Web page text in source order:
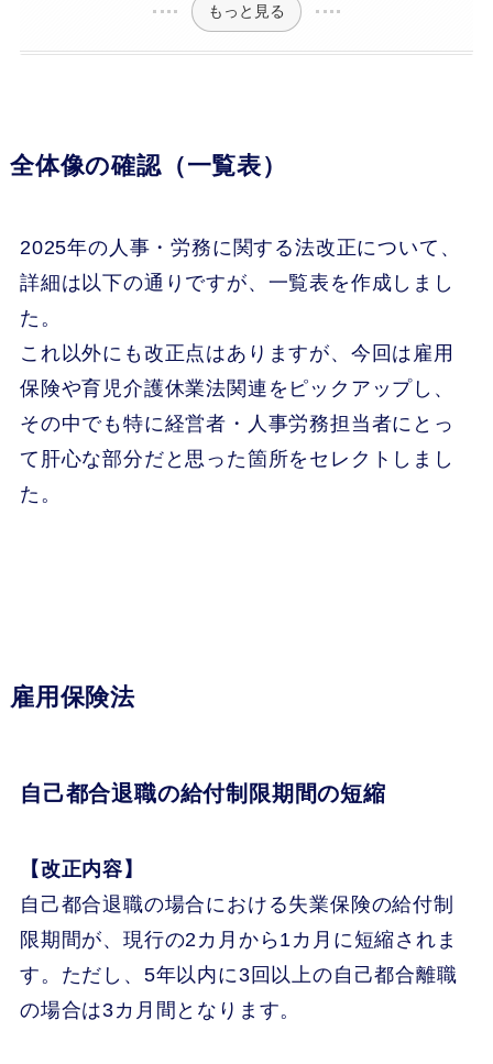
もっと見る
全体像の確認（一覧表）
2025年の人事・労務に関する法改正について、
詳細は以下の通りですが、一覧表を作成しまし
た。
これ以外にも改正点はありますが、今回は雇用
保険や育児介護休業法関連をピックアップし、
その中でも特に経営者・人事労務担当者にとっ
て肝心な部分だと思った箇所をセレクトしまし
た。
雇用保険法
自己都合退職の給付制限期間の短縮
【改正内容】
自己都合退職の場合における失業保険の給付制
限期間が、現行の2カ月から1カ月に短縮されま
す。ただし、5年以内に3回以上の自己都合離職
の場合は3カ月間となります。